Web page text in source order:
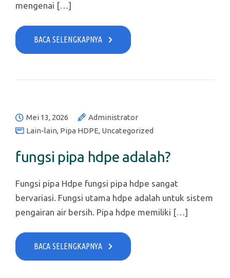
mengenai […]
BACA SELENGKAPNYA
Mei 13, 2026
Administrator
Lain-lain, Pipa HDPE, Uncategorized
fungsi pipa hdpe adalah?
Fungsi pipa Hdpe fungsi pipa hdpe sangat
bervariasi. Fungsi utama hdpe adalah untuk sistem
pengairan air bersih. Pipa hdpe memiliki […]
BACA SELENGKAPNYA